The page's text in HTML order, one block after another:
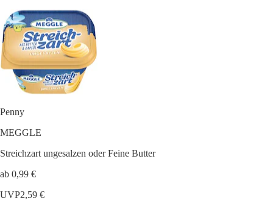
Penny
MEGGLE
Streichzart ungesalzen oder Feine Butter
ab 0,99 €
UVP2,59 €